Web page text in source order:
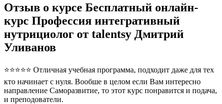
Отзыв о курсе Бесплатный онлайн-
курс Профессия интегративный
нутрициолог от talentsy Дмитрий
Уливанов
⭐⭐⭐⭐⭐ Отличная учебная программа, подходит даже для тех
кто начинает с нуля. Вообше в целом если Вам интересно
направление Саморазвитие, то этот курс понравится и подача,
и преподователи.